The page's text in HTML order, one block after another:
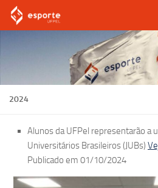
Skip to content
2024
Alunos da UFPel representarão a
Universitários Brasileiros (JUBs)
Publicado em 01/10/2024